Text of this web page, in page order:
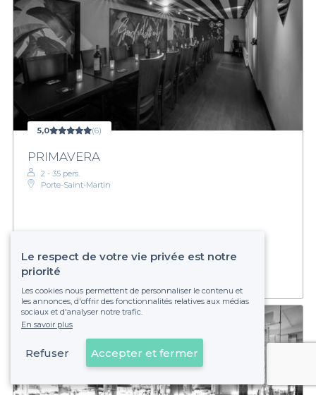
5,0 (6)
PRIMAVERA
2 - 35 pers.
Porte-Saint-Martin
Voir sur la carte
Le respect de votre vie privée est notre
priorité
Les cookies nous permettent de personnaliser le contenu et
les annonces, d'offrir des fonctionnalités relatives aux médias
sociaux et d'analyser notre trafic.
En savoir plus
Refuser Accepter et fermer